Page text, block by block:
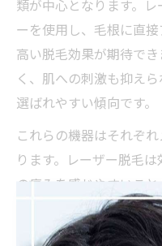
類が中心となります。
ーを使用し、毛根に直
高い脱毛効果が期待で
く、肌への刺激も抑え
選ばれやすい傾向です。
これらの機器はそれぞ
ります。レーザー脱毛
の痛みを感じやすいこ
数回の施術が必要とな
減されやすい点が魅力